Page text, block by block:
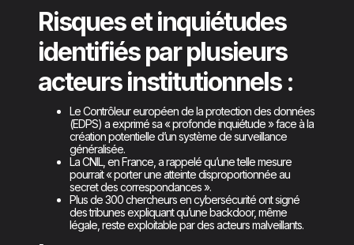
Risques et inquiétudes
identifiés par plusieurs
acteurs institutionnels :
Le Contrôleur européen de la protection des données
(EDPS) a exprimé sa « profonde inquiétude » face à la
création potentielle d’un système de surveillance
généralisée.
La CNIL, en France, a rappelé qu’une telle mesure
pourrait « porter une atteinte disproportionnée au
secret des correspondances ».
Plus de 300 chercheurs en cybersécurité ont signé
des tribunes expliquant qu’une backdoor, même
légale, reste exploitable par des acteurs malveillants.